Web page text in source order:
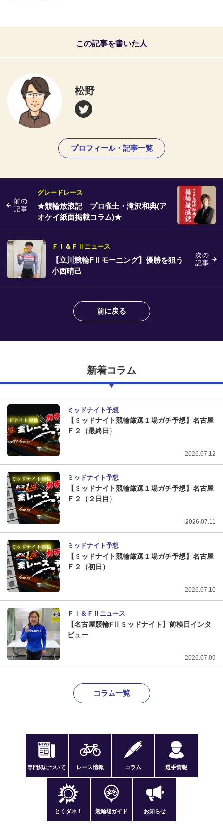
この記事を書いた人
松野
プロフィール・記事一覧
前の
記事
グレードレース
★競輪放浪記 プロ雀士・滝沢和典(ア
オケイ紙面掲載コラム)★
次の
記事
ＦⅠ＆ＦⅡニュース
【立川競輪FⅡモーニング】優勝を狙う
小西晴己
前に戻る
新着コラム
ミッドナイト予想
【ミッドナイト競輪厳選１場ガチ予想】名古屋
Ｆ２（最終日）
2026.07.12
ミッドナイト予想
【ミッドナイト競輪厳選１場ガチ予想】名古屋
Ｆ２（２日目）
2026.07.11
ミッドナイト予想
【ミッドナイト競輪厳選１場ガチ予想】名古屋
Ｆ２（初日）
2026.07.10
ＦⅠ＆ＦⅡニュース
【名古屋競輪FⅡミッドナイト】前検日インタ
ビュー
2026.07.09
コラム一覧
専門紙について レース情報 コラム 選手情報
とくダネ！ 競輪場ガイド お知らせ